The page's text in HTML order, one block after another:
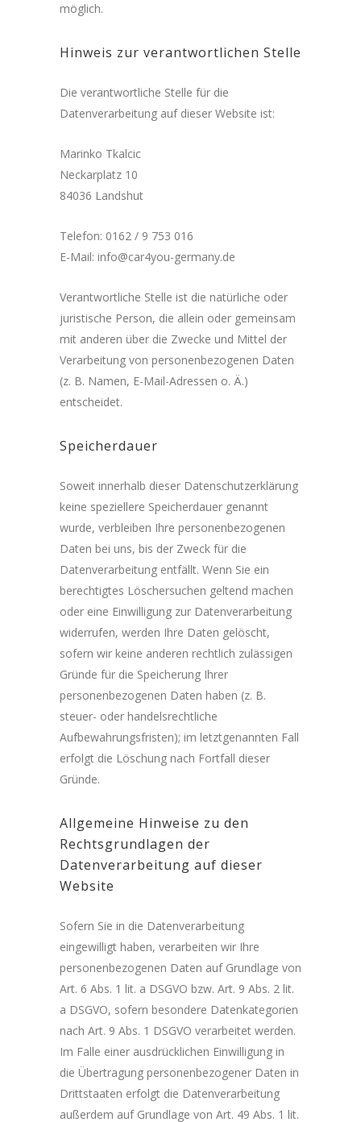
möglich.
Hinweis zur verantwortlichen Stelle
Die verantwortliche Stelle für die
Datenverarbeitung auf dieser Website ist:
Marinko Tkalcic
Neckarplatz 10
84036 Landshut
Telefon: 0162 / 9 753 016
E-Mail: info@car4you-germany.de
Verantwortliche Stelle ist die natürliche oder
juristische Person, die allein oder gemeinsam
mit anderen über die Zwecke und Mittel der
Verarbeitung von personenbezogenen Daten
(z. B. Namen, E-Mail-Adressen o. Ä.)
entscheidet.
Speicherdauer
Soweit innerhalb dieser Datenschutzerklärung
keine speziellere Speicherdauer genannt
wurde, verbleiben Ihre personenbezogenen
Daten bei uns, bis der Zweck für die
Datenverarbeitung entfällt. Wenn Sie ein
berechtigtes Löschersuchen geltend machen
oder eine Einwilligung zur Datenverarbeitung
widerrufen, werden Ihre Daten gelöscht,
sofern wir keine anderen rechtlich zulässigen
Gründe für die Speicherung Ihrer
personenbezogenen Daten haben (z. B.
steuer- oder handelsrechtliche
Aufbewahrungsfristen); im letztgenannten Fall
erfolgt die Löschung nach Fortfall dieser
Gründe.
Allgemeine Hinweise zu den
Rechtsgrundlagen der
Datenverarbeitung auf dieser
Website
Sofern Sie in die Datenverarbeitung
eingewilligt haben, verarbeiten wir Ihre
personenbezogenen Daten auf Grundlage von
Art. 6 Abs. 1 lit. a DSGVO bzw. Art. 9 Abs. 2 lit.
a DSGVO, sofern besondere Datenkategorien
nach Art. 9 Abs. 1 DSGVO verarbeitet werden.
Im Falle einer ausdrücklichen Einwilligung in
die Übertragung personenbezogener Daten in
Drittstaaten erfolgt die Datenverarbeitung
außerdem auf Grundlage von Art. 49 Abs. 1 lit.